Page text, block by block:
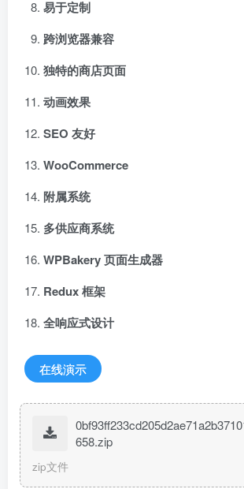
易于定制
跨浏览器兼容
独特的商店页面
动画效果
SEO 友好
WooCommerce
附属系统
多供应商系统
WPBakery 页面生成器
Redux 框架
全响应式设计
在线演示
658.zip
zip文件